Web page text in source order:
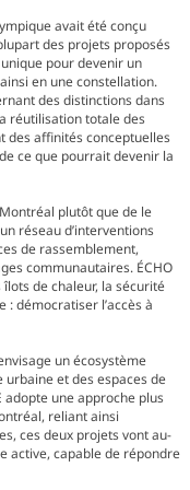
avait été conçu
des projets proposés
pour devenir un
en une constellation.
des distinctions dans
réutilisation totale des
des affinités conceptuelles
ce que pourrait devenir la
plutôt que de le
réseau d’interventions
de rassemblement,
communautaires. ÉCHO
de chaleur, la sécurité
démocratiser l’accès à
un écosystème
urbaine et des espaces de
une approche plus
reliant ainsi
ces deux projets vont au-
active, capable de répondre